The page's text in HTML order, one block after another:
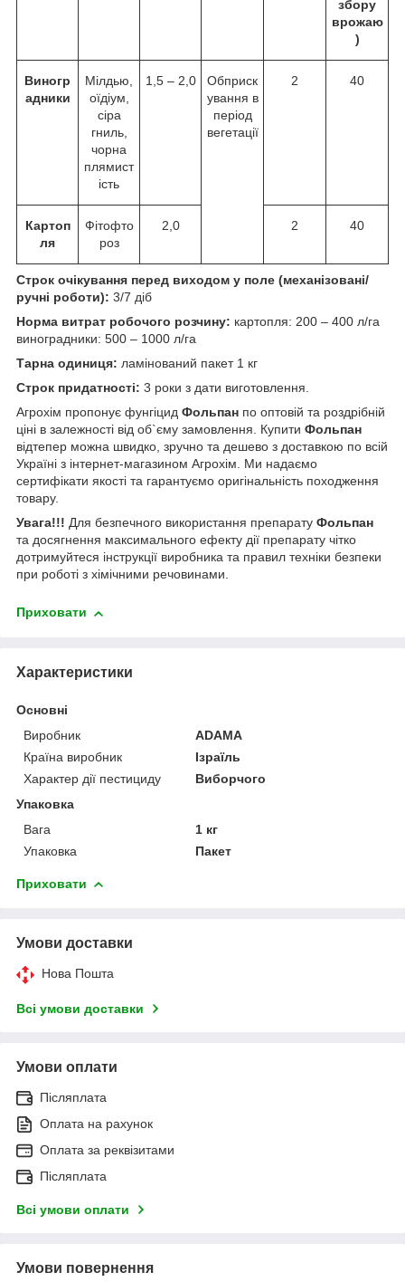
збору
врожаю
)
Виногр
адники
Мілдью,
оїдіум,
сіра
гниль,
чорна
плямист
ість
1,5 – 2,0
Обприск
ування в
період
вегетації
2 40
Картоп
ля
Фітофто
роз
2,0 2 40
Строк очікування перед виходом у поле (механізовані/
ручні роботи): 3/7 діб
Норма витрат робочого розчину: картопля: 200 – 400 л/га
виноградники: 500 – 1000 л/га
Тарна одиниця: ламінований пакет 1 кг
Строк придатності: 3 роки з дати виготовлення.
Агрохім пропонує фунгіцид Фольпан по оптовій та роздрібній
ціні в залежності від об`єму замовлення. Купити Фольпан
відтепер можна швидко, зручно та дешево з доставкою по всій
Україні з інтернет-магазином Агрохім. Ми надаємо
сертифікати якості та гарантуємо оригінальність походження
товару.
Увага!!! Для безпечного використання препарату Фольпан
та досягнення максимального ефекту дії препарату чітко
дотримуйтеся інструкції виробника та правил техніки безпеки
при роботі з хімічними речовинами.
Приховати
Характеристики
Основні
Виробник
ADAMA
Країна виробник
Ізраїль
Характер дії пестициду
Виборчого
Упаковка
Вага
1 кг
Упаковка
Пакет
Приховати
Умови доставки
Нова Пошта
Всі умови доставки
Умови оплати
Післяплата
Оплата на рахунок
Оплата за реквізитами
Післяплата
Всі умови оплати
Умови повернення